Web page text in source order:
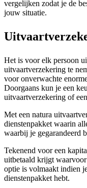
vergelijken zodat je de
jouw situatie.
Het is voor elk persoon
uitvaartverzekering te
voor onverwachte
Doorgaans kun je een
uitvaartverzekering of
Met een natura
dienstenpakket waarin
waarbij je gegarandeerd
Tekenend voor een
uitbetaald krijgt
optie is volmaakt indien
dienstenpakket hebt.